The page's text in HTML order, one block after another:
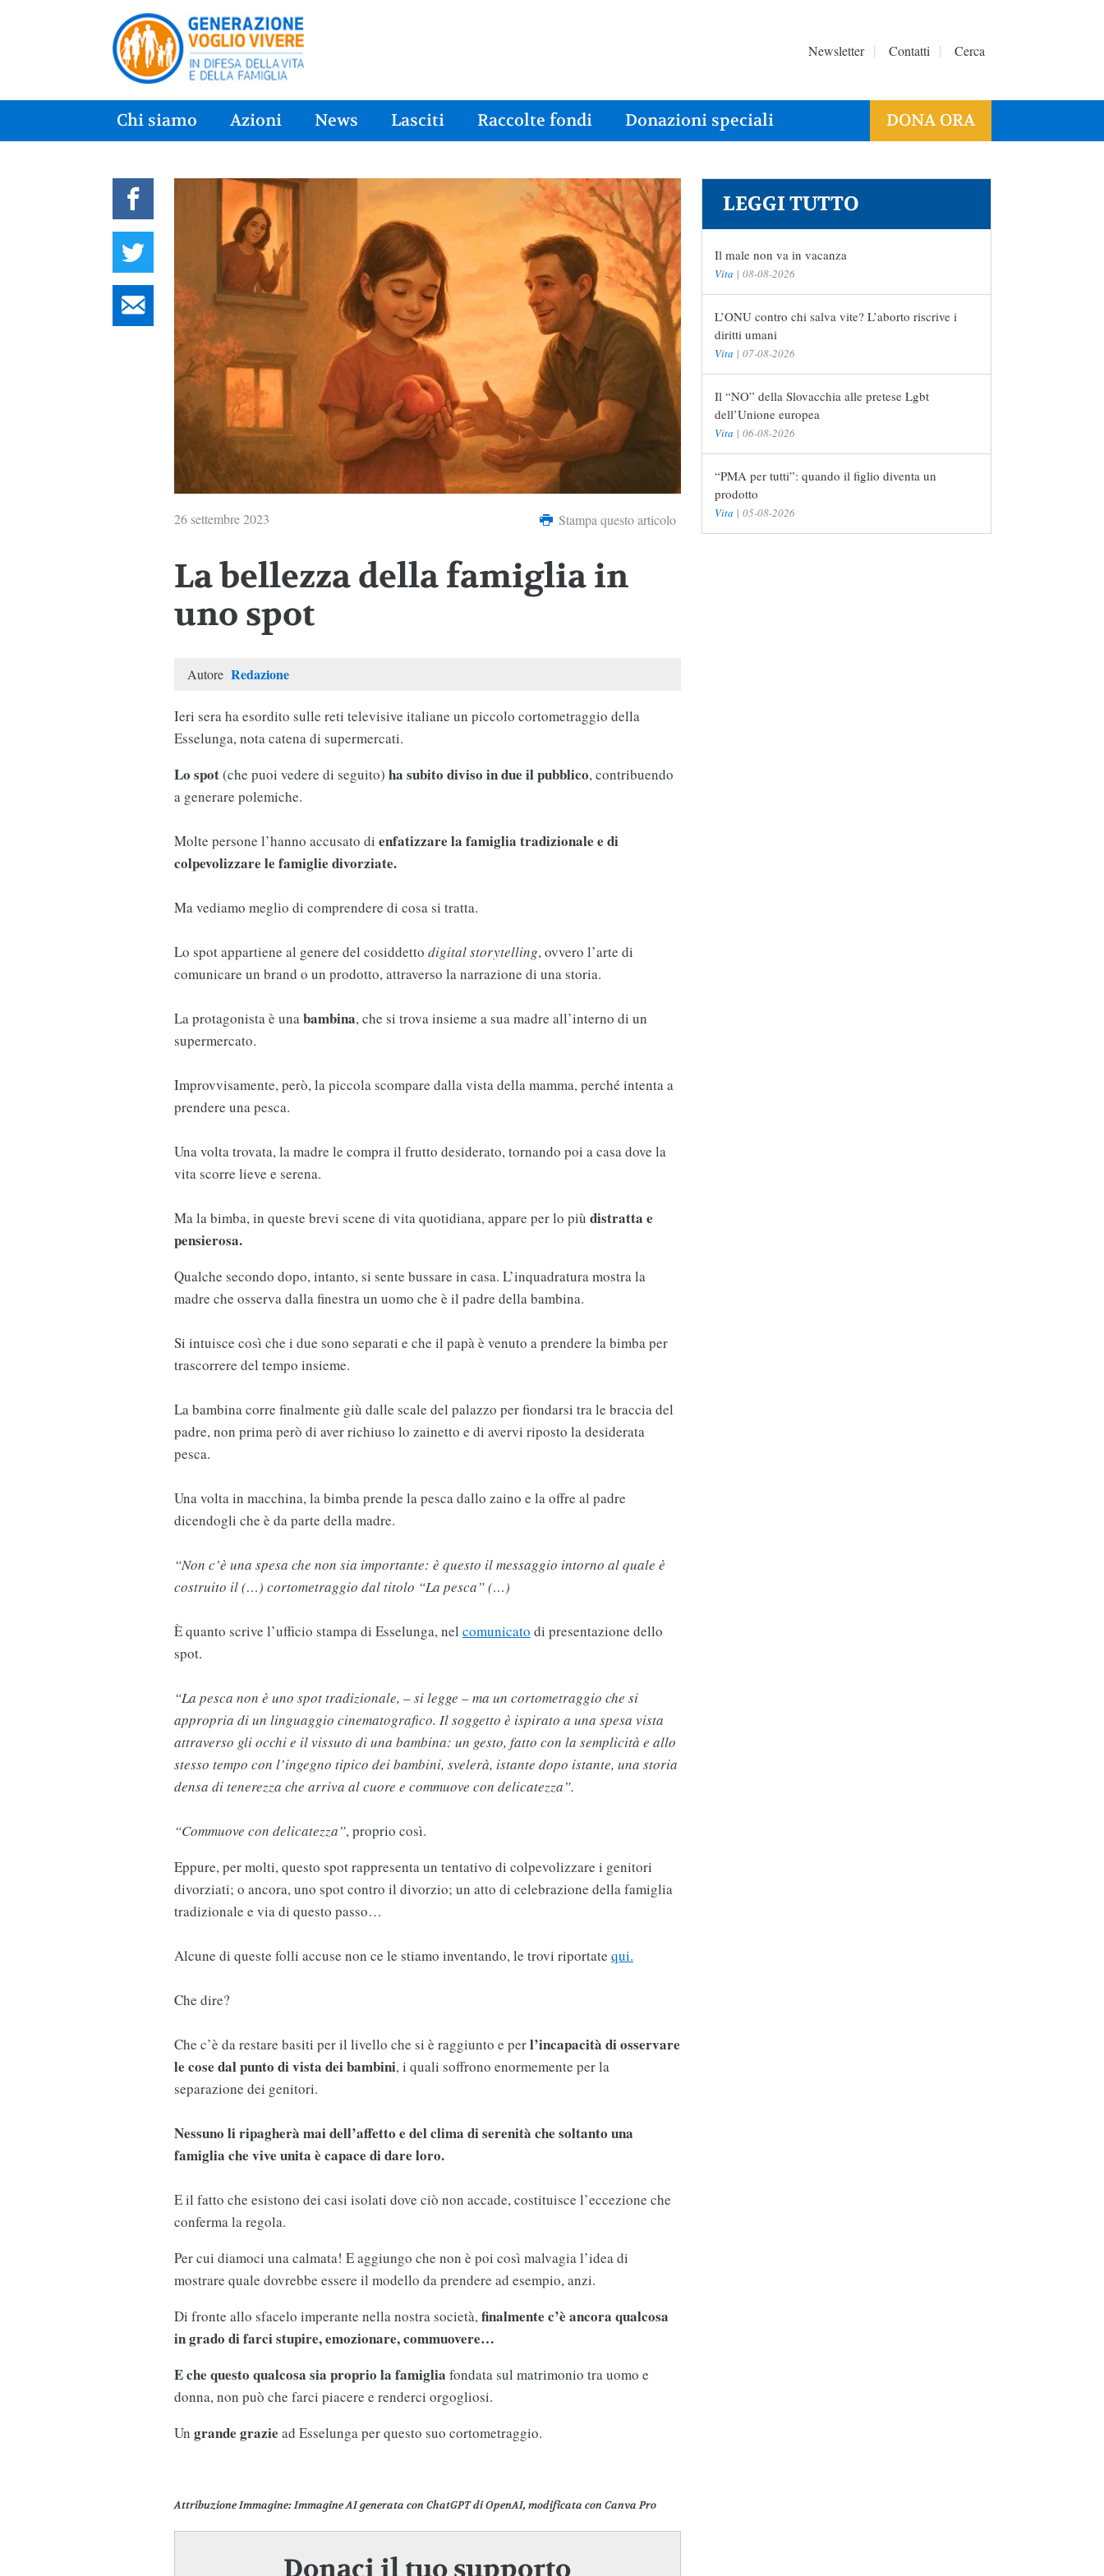
Newsletter Contatti Cerca
Chi siamo Azioni News Lasciti Raccolte fondi Donazioni speciali DONA ORA
26 settembre 2023 Stampa questo articolo
La bellezza della famiglia in
uno spot
Autore Redazione
Ieri sera ha esordito sulle reti televisive italiane un piccolo cortometraggio della
Esselunga, nota catena di supermercati.
Lo spot(che puoi vedere di seguito) ha subito diviso in due il pubblico, contribuendo
a generare polemiche.
Molte persone l’hanno accusato di enfatizzare la famiglia tradizionale e di
colpevolizzare le famiglie divorziate.
Ma vediamo meglio di comprendere di cosa si tratta.
Lo spot appartiene al genere del cosiddetto digital storytelling, ovvero l’arte di
comunicare un brand o un prodotto, attraverso la narrazione di una storia.
La protagonista è unabambina, che si trova insieme a sua madre all’interno di un
supermercato.
Improvvisamente, però, la piccola scompare dalla vista della mamma, perché intenta a
prendere una pesca.
Una volta trovata, la madre le compra il frutto desiderato, tornando poi a casa dove la
vita scorre lieve e serena.
Ma la bimba, in queste brevi scene di vita quotidiana, appare per lo più distratta e
pensierosa.
Qualche secondo dopo, intanto, si sente bussare in casa. L’inquadratura mostra la
madre che osserva dalla finestra un uomo che è il padre della bambina.
Si intuisce così che i due sono separati e che il papà è venuto a prendere la bimba per
trascorrere del tempo insieme.
La bambina corre finalmente giù dalle scale del palazzo per fiondarsi tra le braccia del
padre, non prima però di aver richiuso lo zainetto e di avervi riposto la desiderata
pesca.
Una volta in macchina, la bimba prende la pesca dallo zaino e la offre al padre
dicendogli che è da parte della madre.
“Non c’è una spesa che non sia importante: è questo il messaggio intorno al quale è
costruito il (…) cortometraggio dal titolo “La pesca” (…)
È quanto scrive l’ufficio stampa di Esselunga, nel comunicato di presentazione dello
spot.
“La pesca non è uno spot tradizionale, – si legge – ma un cortometraggio che si
appropria di un linguaggio cinematografico. Il soggetto è ispirato a una spesa vista
attraverso gli occhi e il vissuto di una bambina: un gesto, fatto con la semplicità e allo
stesso tempo con l’ingegno tipico dei bambini, svelerà, istante dopo istante, una storia
densa di tenerezza che arriva al cuore e commuove con delicatezza”.
“Commuove con delicatezza”, proprio così.
Eppure, per molti, questo spot rappresenta un tentativo di colpevolizzare i genitori
divorziati; o ancora, uno spot contro il divorzio; un atto di celebrazione della famiglia
tradizionale e via di questo passo…
Alcune di queste folli accuse non ce le stiamo inventando, le trovi riportate qui.
Che dire?
Che c’è da restare basiti per il livello che si è raggiunto e perl’incapacità di osservare
le cose dal punto di vista dei bambini, i quali soffrono enormemente per la
separazione dei genitori.
Nessuno li ripagherà mai dell’affetto e del clima di serenità che soltanto una
famiglia che vive unita è capace di dare loro.
E il fatto che esistono dei casi isolati dove ciò non accade, costituisce l’eccezione che
conferma la regola.
Per cui diamoci una calmata! E aggiungo che non è poi così malvagia l’idea di
mostrare quale dovrebbe essere il modello da prendere ad esempio, anzi.
Di fronte allo sfacelo imperante nella nostra società,finalmente c’è ancora qualcosa
in grado di farci stupire, emozionare, commuovere…
E che questo qualcosa sia proprio la famiglia fondata sul matrimonio tra uomo e
donna, non può che farci piacere e renderci orgogliosi.
Un grande grazie ad Esselunga per questo suo cortometraggio.
Attribuzione Immagine: Immagine AI generata con ChatGPT di OpenAI, modificata con Canva Pro
Donaci il tuo supporto
LEGGI TUTTO
Il male non va in vacanza
Vita | 08-08-2026
L’ONU contro chi salva vite? L’aborto riscrive i
diritti umani
Vita | 07-08-2026
Il “NO” della Slovacchia alle pretese Lgbt
dell’Unione europea
Vita | 06-08-2026
“PMA per tutti”: quando il figlio diventa un
prodotto
Vita | 05-08-2026